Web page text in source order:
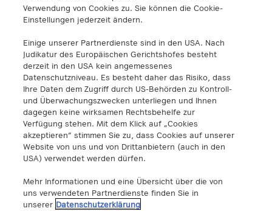
info@a1.digital
+43 5 06640
A1 Digital Spain S.L.
Calle Federico Salmón 13
28016 Madrid, España
info@a1.digital
A1 Digital Deutschland GmbH
Kustermannpark
Rosenheimer Strasse 116
D-81669 München
Akenes SA
Verwendung von Cookies zu. Sie können die Cookie-
Einstellungen jederzeit ändern.
Einige unserer Partnerdienste sind in den USA. Nach
Judikatur des Europäischen Gerichtshofes besteht
derzeit in den USA kein angemessenes
Datenschutzniveau. Es besteht daher das Risiko, dass
Ihre Daten dem Zugriff durch US-Behörden zu Kontroll-
und Überwachungszwecken unterliegen und Ihnen
dagegen keine wirksamen Rechtsbehelfe zur
Verfügung stehen. Mit dem Klick auf „Cookies
akzeptieren“ stimmen Sie zu, dass Cookies auf unserer
Website von uns und von Drittanbietern (auch in den
USA) verwendet werden dürfen.
Mehr Informationen und eine Übersicht über die von
uns verwendeten Partnerdienste finden Sie in
unserer Datenschutzerklärung